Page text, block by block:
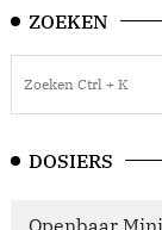
ZOEKEN
DOSIERS
Openbaar